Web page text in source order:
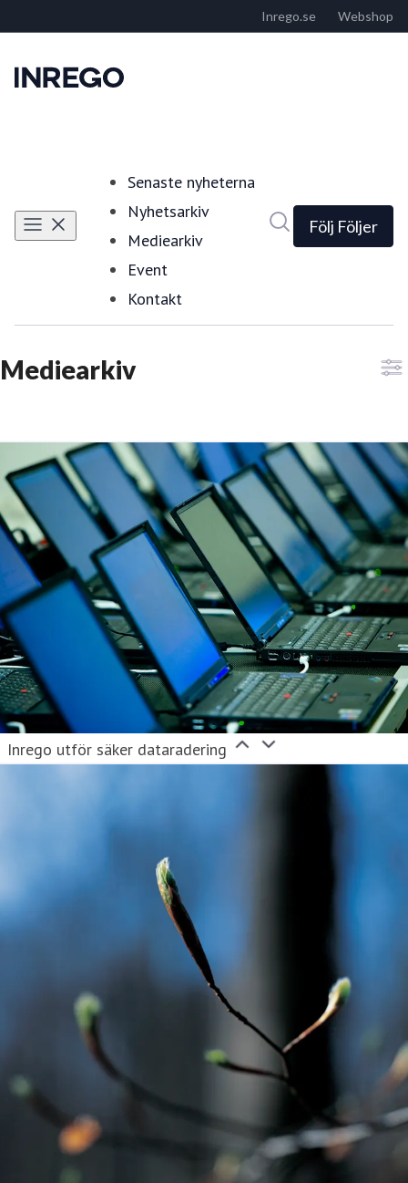
Senaste nyheterna
Nyhetsarkiv
Mediearkiv
Event
Kontakt
Följ Följer
Mediearkiv
Inrego utför säker dataradering